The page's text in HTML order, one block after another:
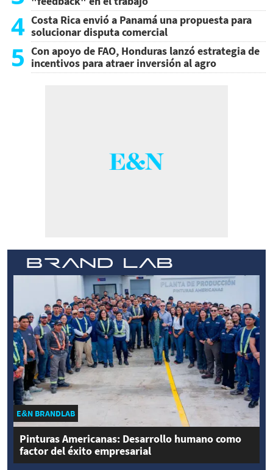
4 Costa Rica envió a Panamá una propuesta para
solucionar disputa comercial
5 Con apoyo de FAO, Honduras lanzó estrategia de
incentivos para atraer inversión al agro
E&N BRANDLAB
Pinturas Americanas: Desarrollo humano como
factor del éxito empresarial